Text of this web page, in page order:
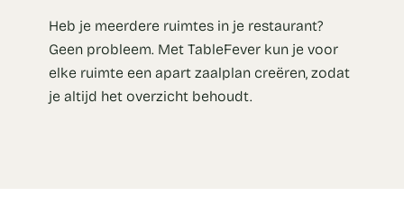
Heb je meerdere ruimtes in je restaurant?
Geen probleem. Met TableFever kun je voor
elke ruimte een apart zaalplan creëren, zodat
je altijd het overzicht behoudt.